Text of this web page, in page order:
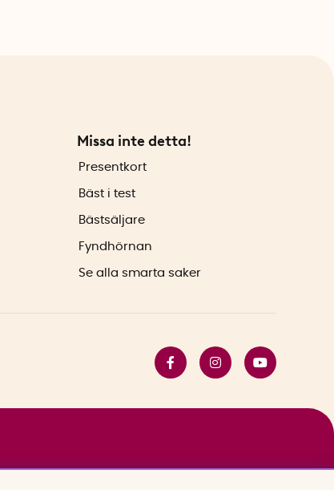
Missa inte detta!
Presentkort
Bäst i test
Bästsäljare
Fyndhörnan
Se alla smarta saker